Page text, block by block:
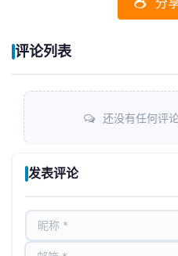
评论列表
还没有任何评
发表评论